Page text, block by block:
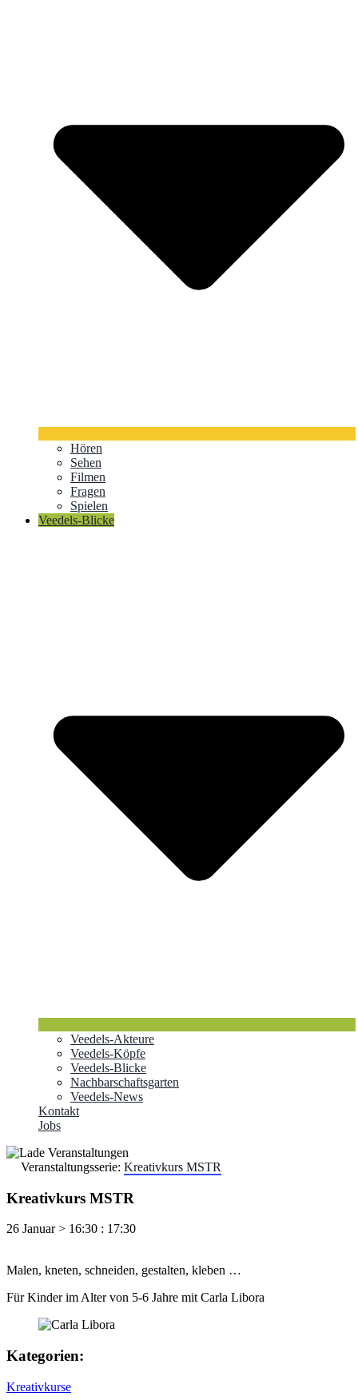
Hören
Sehen
Filmen
Fragen
Spielen
Veedels-Blicke
Veedels-Akteure
Veedels-Köpfe
Veedels-Blicke
Nachbarschaftsgarten
Veedels-News
Kontakt
Jobs
Veranstaltungsserie: Kreativkurs MSTR
Kreativkurs MSTR
26 Januar > 16:30 : 17:30
Malen, kneten, schneiden, gestalten, kleben …
Für Kinder im Alter von 5-6 Jahre mit Carla Libora
Kategorien:
Kreativkurse